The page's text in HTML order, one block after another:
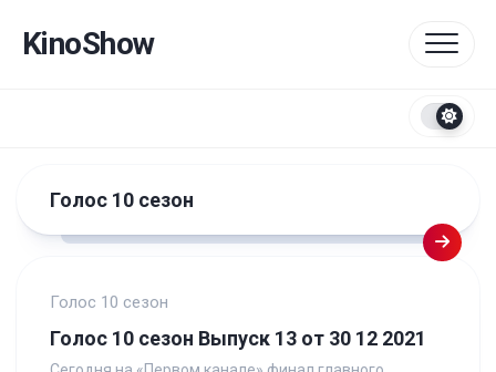
содержанию
KinoShow
Голос 10 сезон
Голос 10 сезон
Голос 10 сезон Выпуск 13 от 30 12 2021